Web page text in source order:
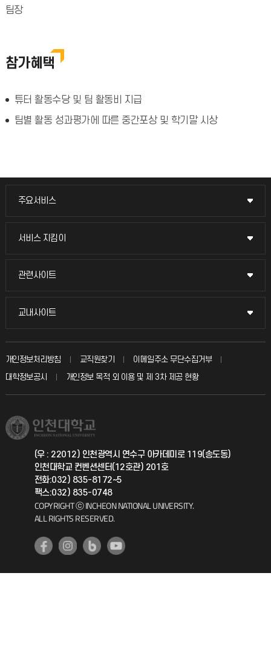
팀장
참가혜택
튜터 활동수당 및 팀 활동비 지급
팀별 활동 성과평가에 따른 중간포상 및 학기말 시상
주요서비스
주요서비스
교무회의방송
입학안내
취업정보(학생)
서비스 지킴이
서비스 지킴이
묻고 답하기
칭찬마당
학생서비스 지킴이
관련사이트
관련사이트
국방헬프콜
총동문회
교내사이트
교내사이트
교수회
교육혁신본부
국제지원과
공자아카데미
기초교육원
개인정보처리방침 교직원찾기
이메일주소 무단수집거부
대학정보공시
개인정보 목적 외 이용 및 제 3차 제공 현황
(우 : 22012) 인천광역시 연수구 아카데미로 119(송도동)
인천대학교 컨벤션센터(12호관) 201호
전화:032) 835-8172~5
팩스:032) 835-0748
COPYRIGHT ⓒ INCHEON NATIONAL UNIVERSITY.
ALL RIGHTS RESERVED.